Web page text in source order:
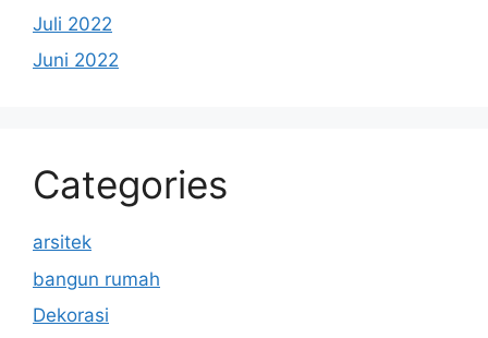
Juli 2022
Juni 2022
Categories
arsitek
bangun rumah
Dekorasi